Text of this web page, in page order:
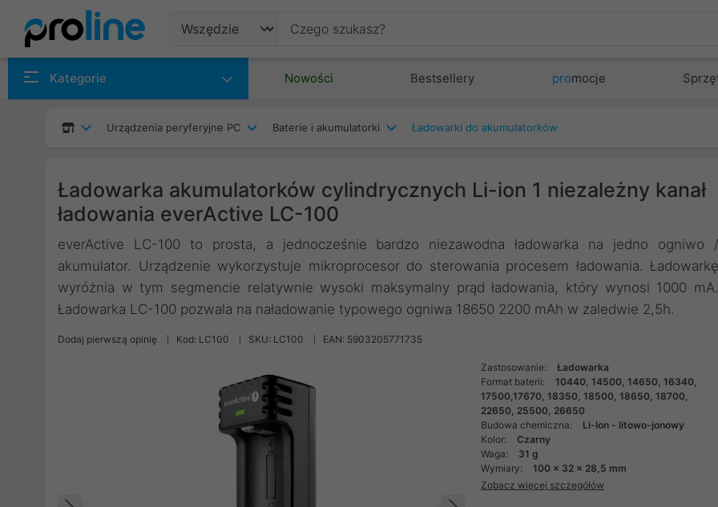
Kategorie Nowości Bestsellery promocje
Urządzenia peryferyjne PC Baterie i akumulatorki Ładowarki do akumulatorków
Ładowarka akumulatorków cylindrycznych Li-ion 1 niezależny kanał
ładowania everActive LC-100
everActive LC-100 to prosta, a jednocześnie bardzo niezawodna ładowarka na jedno ogniwo /
akumulator. Urządzenie wykorzystuje mikroprocesor do sterowania procesem ładowania. Ładowarkę
wyróżnia w tym segmencie relatywnie wysoki maksymalny prąd ładowania, który wynosi 1000 mA.
Ładowarka LC-100 pozwala na naładowanie typowego ogniwa 18650 2200 mAh w zaledwie 2,5h.
Dodaj pierwszą opinię Kod: LC100 SKU: LC100 EAN: 5903205771735
Zastosowanie:
Ładowarka
Format baterii:
10440, 14500, 14650, 16340,
17500,17670, 18350, 18500, 18650, 18700,
22650, 25500, 26650
Budowa chemiczna:
Li-Ion - litowo-jonowy
Kolor:
Czarny
Waga:
31 g
Wymiary:
100 x 32 x 28,5 mm
Zobacz więcej szczegółów